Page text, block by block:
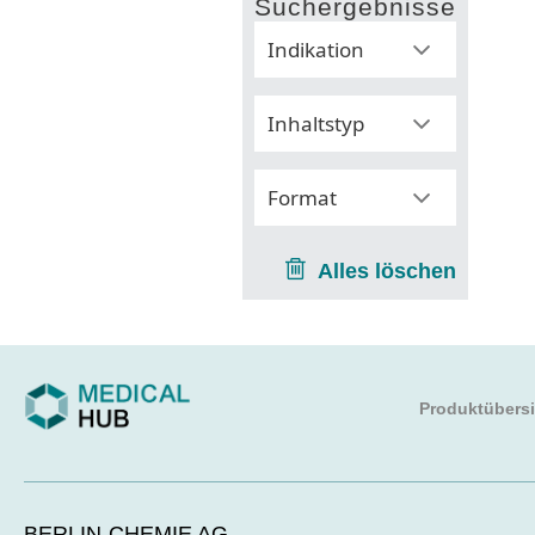
Suchergebnisse
Indikation
Inhaltstyp
Format
Alles löschen